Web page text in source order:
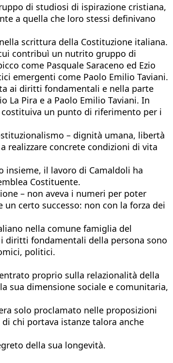
di studiosi di ispirazione cristiana,
a quella che loro stessi definivano
scrittura della Costituzione italiana.
contribuì un nutrito gruppo di
come Pasquale Saraceno ed Ezio
emergenti come Paolo Emilio Taviani.
ai diritti fondamentali e nella parte
Pira e a Paolo Emilio Taviani. In
un punto di riferimento per i
– dignità umana, libertà
realizzare concrete condizioni di vita
insieme, il lavoro di Camaldoli ha
Costituente.
– non aveva i numeri per poter
certo successo: non con la forza dei
nella comune famiglia del
diritti fondamentali della persona sono
politici.
proprio sulla relazionalità della
sua dimensione sociale e comunitaria,
solo proclamato nelle proposizioni
chi portava istanze talora anche
della sua longevità.